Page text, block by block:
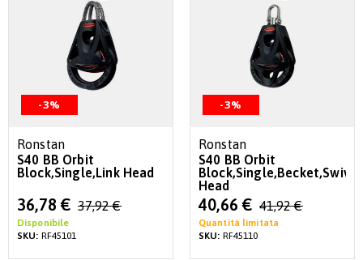
-3%
Ronstan
S40 BB Orbit
Block,Single,Link Head
Special
Price
36,78 € 37,92 €
Disponibile
SKU: RF45101
-3%
Ronstan
S40 BB Orbit
Block,Single,Becket,Swivel
Head
Special
Price
40,66 € 41,92 €
Quantità limitata
SKU: RF45110